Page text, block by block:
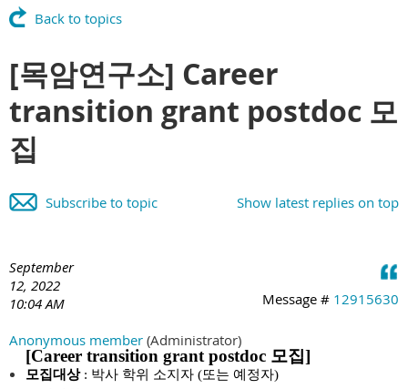
Back to topics
[목암연구소] Career
transition grant postdoc 모
집
Show latest replies on top
Subscribe to topic
September
12, 2022
10:04 AM
Message # 12915630
Anonymous member (Administrator)
[Career transition grant postdoc 모집]
모집대상: 박사 학위 소지자 (또는 예정자)